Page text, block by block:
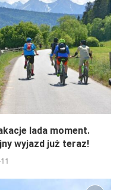
lada moment.
wyjazd już teraz!